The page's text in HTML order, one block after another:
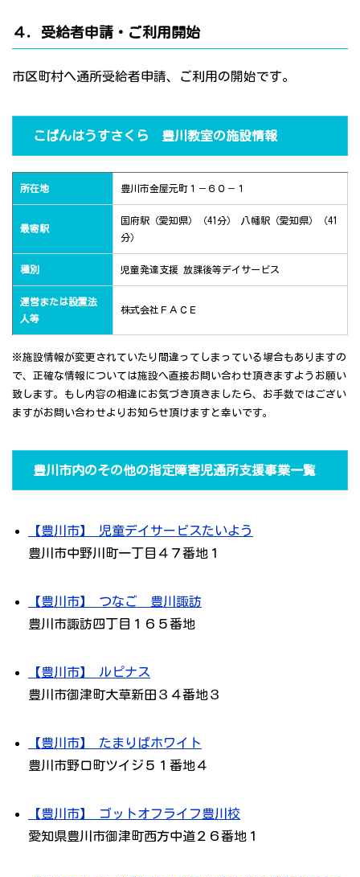
４．受給者申請・ご利用開始
市区町村へ通所受給者申請、ご利用の開始です。
こぱんはうすさくら 豊川教室の施設情報
所在地 豊川市金屋元町１－６０－１
最寄駅
国府駅（愛知県）（41分） 八幡駅（愛知県）（41
分）
種別 児童発達支援 放課後等デイサービス
運営または設置法
人等
株式会社ＦＡＣＥ
※施設情報が変更されていたり間違ってしまっている場合もありますの
で、正確な情報については施設へ直接お問い合わせ頂きますようお願い
致します。もし内容の相違にお気づき頂きましたら、お手数ではござい
ますがお問い合わせよりお知らせ頂けますと幸いです。
豊川市内のその他の指定障害児通所支援事業一覧
【豊川市】 児童デイサービスたいよう
豊川市中野川町一丁目４７番地１
【豊川市】 つなご 豊川諏訪
豊川市諏訪四丁目１６５番地
【豊川市】 ルピナス
豊川市御津町大草新田３４番地３
【豊川市】 たまりばホワイト
豊川市野口町ツイジ５１番地４
【豊川市】 ゴットオフライフ豊川校
愛知県豊川市御津町西方中道２６番地１